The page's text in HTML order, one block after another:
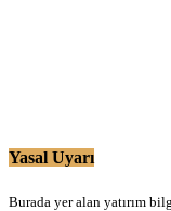
Yasal Uyarı
Burada yer alan yatırım